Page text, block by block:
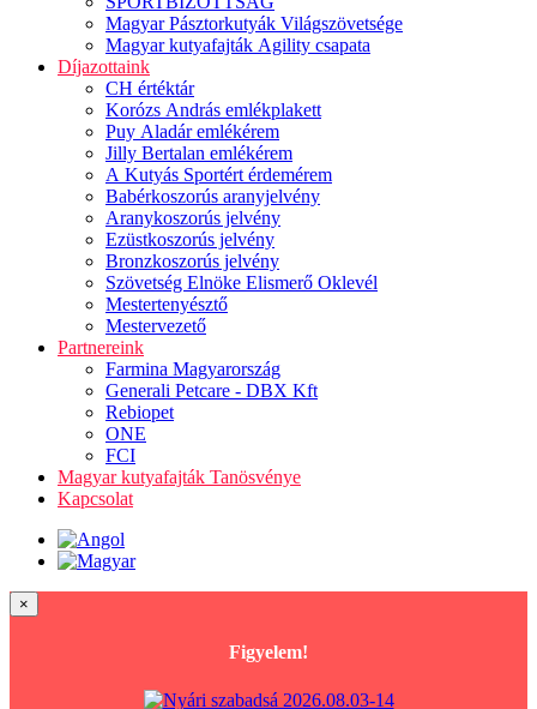
Magyar Pásztorkutyák Világszövetsége
Magyar kutyafajták Agility csapata
Díjazottaink
CH értéktár
Korózs András emlékplakett
Puy Aladár emlékérem
Jilly Bertalan emlékérem
A Kutyás Sportért érdemérem
Babérkoszorús aranyjelvény
Aranykoszorús jelvény
Ezüstkoszorús jelvény
Bronzkoszorús jelvény
Szövetség Elnöke Elismerő Oklevél
Mestertenyésztő
Mestervezető
Partnereink
Farmina Magyarország
Generali Petcare - DBX Kft
Rebiopet
ONE
FCI
Magyar kutyafajták Tanösvénye
Kapcsolat
×
Figyelem!